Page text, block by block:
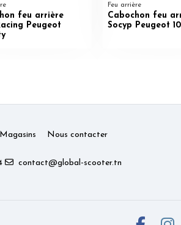
feu arrière
Peugeot
Feu arrière
Cabochon feu
Socyp Peugeot
Magasins Nous contacter
contact@global-scooter.tn